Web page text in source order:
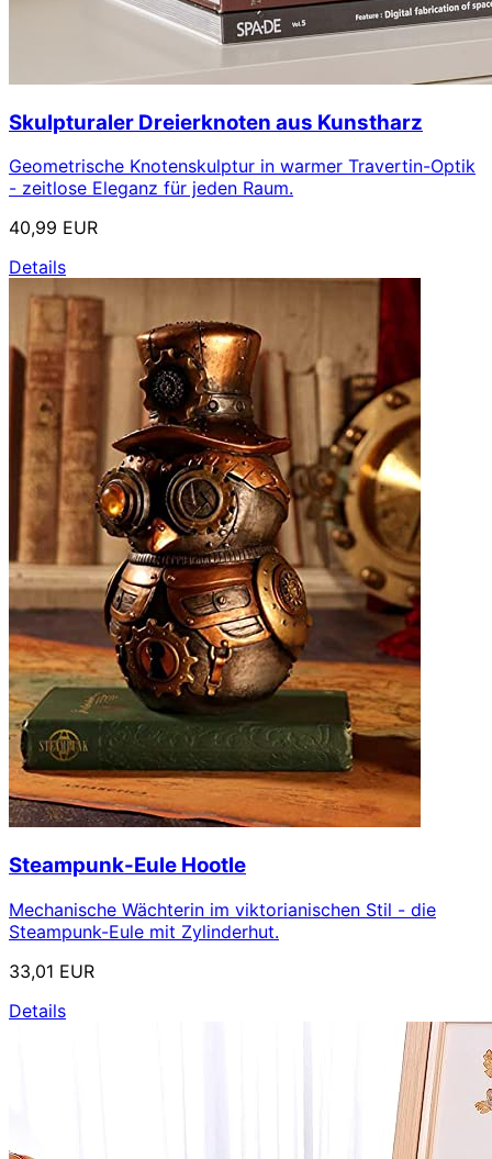
Skulpturaler Dreierknoten aus Kunstharz
Geometrische Knotenskulptur in warmer Travertin-Optik
- zeitlose Eleganz für jeden Raum.
40,99 EUR
Details
Steampunk-Eule Hootle
Mechanische Wächterin im viktorianischen Stil - die
Steampunk-Eule mit Zylinderhut.
33,01 EUR
Details